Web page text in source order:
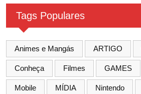
Tags Populares
Animes e Mangás ARTIGO
Conheça Filmes GAMES
Mobile MÍDIA Nintendo